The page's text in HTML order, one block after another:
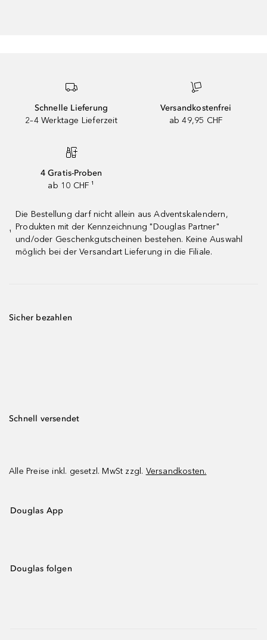
Schnelle Lieferung
2–4 Werktage Lieferzeit
Versandkostenfrei
ab 49,95 CHF
4 Gratis-Proben
ab 10 CHF ¹
¹
Die Bestellung darf nicht allein aus Adventskalendern,
Produkten mit der Kennzeichnung "Douglas Partner"
und/oder Geschenkgutscheinen bestehen. Keine Auswahl
möglich bei der Versandart Lieferung in die Filiale.
Sicher bezahlen
Schnell versendet
Alle Preise inkl. gesetzl. MwSt zzgl. Versandkosten.
Douglas App
Douglas folgen